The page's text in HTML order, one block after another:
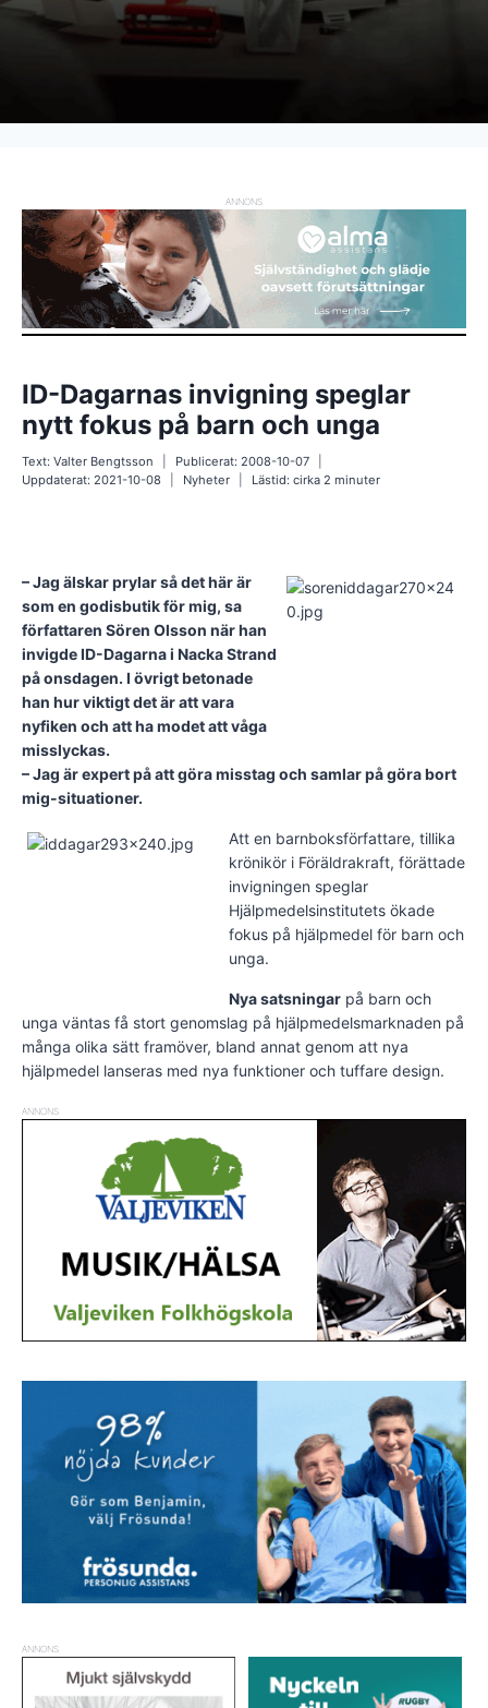
ANNONS
ID-Dagarnas invigning speglar
nytt fokus på barn och unga
Text: Valter Bengtsson Publicerat: 2008-10-07
Uppdaterat: 2021-10-08 Nyheter Lästid: cirka2minuter
– Jag älskar prylar så det här är
som en godisbutik för mig, sa
författaren Sören Olsson när han
invigde ID-Dagarna i Nacka Strand
på onsdagen. I övrigt betonade
han hur viktigt det är att vara
nyfiken och att ha modet att våga
misslyckas.
– Jag är expert på att göra misstag och samlar på göra bort
mig-situationer.
Att en barnboksförfattare, tillika
krönikör i Föräldrakraft, förättade
invigningen speglar
Hjälpmedelsinstitutets ökade
fokus på hjälpmedel för barn och
unga.
Nya satsningar på barn och
unga väntas få stort genomslag på hjälpmedelsmarknaden på
många olika sätt framöver, bland annat genom att nya
hjälpmedel lanseras med nya funktioner och tuffare design.
ANNONS
ANNONS